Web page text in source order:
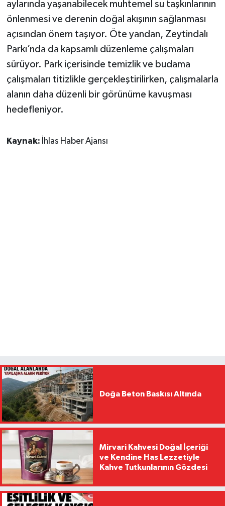
aylarında yaşanabilecek muhtemel su taşkınlarının
önlenmesi ve derenin doğal akışının sağlanması
açısından önem taşıyor. Öte yandan, Zeytindalı
Parkı’nda da kapsamlı düzenleme çalışmaları
sürüyor. Park içerisinde temizlik ve budama
çalışmaları titizlikle gerçekleştirilirken, çalışmalarla
alanın daha düzenli bir görünüme kavuşması
hedefleniyor.
Kaynak: İhlas Haber Ajansı
Doğa Beton Baskısı Altında
Mirvari Kahvesi Doğal İçeriği
ve Kendine Has Lezzetiyle
Kahve Tutkunlarının Gözdesi